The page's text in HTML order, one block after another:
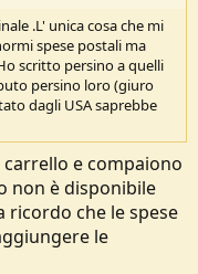
.L' unica cosa che mi
spese postali ma
scritto persino a quelli
persino loro (giuro
dagli USA saprebbe
e compaiono
non è disponibile
ricordo che le spese
le